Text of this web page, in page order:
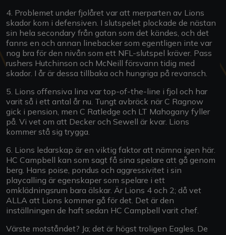
4. Problemet under fjolåret var att merparten av Lions
skador kom i defensiven. I slutspelet plockade de nästan
sin hela secondary från gatan som det kändes, och det
fanns en och annan linebacker som egentligen inte var
nog bra för den nivån som ett NFL-slutspel kräver. Pass
rushers Hutchinson och McNeill försvann tidig med
skador. I år är dessa tillbaka och hungriga på revansch.
5. Lions offensiva lina var top-of-the-line i fjol och har
varit så i ett antal år nu. Tungt avbräck när C Ragnow
gick i pension, men C Ratledge och LT Mahogany fyller
på. Vi vet om att Decker och Sewell är kvar. Lions
kommer stå sig trygga.
6. Lions ledarskap är en viktig faktor att nämna igen här.
HC Campbell kan som sagt få sina spelare att gå genom
berg. Hans poise, pondus och aggressivitet i sin
playcalling är egenskaper som spelare i ett
omklädningsrum bara älskar. Är Lions 4 och 2; då vet
ALLA att Lions kommer gå för det. Det är den
inställningen de haft sedan HC Campbell varit chef.
Värste motståndet? Ja; det är högst troligen Eagles. De